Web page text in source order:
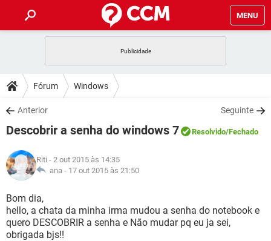
MENU
CELULAR
OUTLOOK
INSTAGRAM GMAIL
GUIA DE COMPRAS
DICAS
JOGOS
INSTAGRAM
GUIA DE COMPRAS
DOWNLOADS
JOGOS WHATSAPP
CELULAR
OUTLOOK
INSTAGRAM
GUIA DE COMPRAS
JOGOS
CELULAR
OUTLOOK
INSTAGRAM GMAIL
GLOSSÁRIO
JOGOS
CELULAR FACEBOOK
OUTLOOK
Fórum Windows
Anterior Seguinte
Descobrir a senha do windows 7 Resolvido/Fechado
Riti - 2 out 2015 às 14:35
ana - 17 out 2015 às 21:50
Bom dia,
hello, a chata da minha irma mudou a senha do notebook e
quero DESCOBRIR a senha e Não mudar pq eu ja sei,
obrigada bjs!!